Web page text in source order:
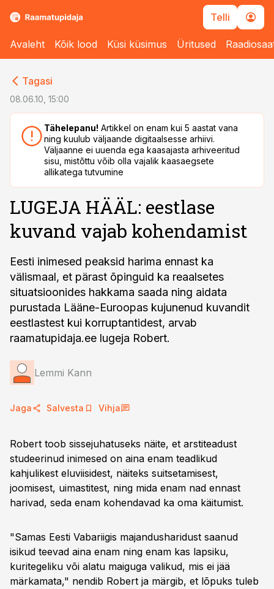
Telli
Avaleht Kõik lood Küsi küsimus Üritused
Tagasi
08.06.10, 15:00
Tähelepanu! Artikkel on enam kui 5 aastat vana
ning kuulub väljaande digitaalsesse arhiivi.
Väljaanne ei uuenda ega kaasajasta arhiveeritud
sisu, mistõttu võib olla vajalik kaasaegsete
allikatega tutvumine
LUGEJA HÄÄL: eestlase
kuvand vajab kohendamist
Eesti inimesed peaksid harima ennast ka
välismaal, et pärast õpinguid ka reaalsetes
situatsioonides hakkama saada ning aidata
purustada Lääne-Euroopas kujunenud kuvandit
eestlastest kui korruptantidest, arvab
raamatupidaja.ee lugeja Robert.
Lemmi Kann
Jaga Salvesta Vihja
Robert toob sissejuhatuseks näite, et arstiteadust
studeerinud inimesed on aina enam teadlikud
kahjulikest eluviisidest, näiteks suitsetamisest,
joomisest, uimastitest, ning mida enam nad ennast
harivad, seda enam kohendavad ka oma käitumist.
"Samas Eesti Vabariigis majandusharidust saanud
isikud teevad aina enam ning enam kas lapsiku,
kuritegeliku või alatu maiguga valikud, mis ei jää
märkamata," nendib Robert ja märgib, et lõpuks tuleb